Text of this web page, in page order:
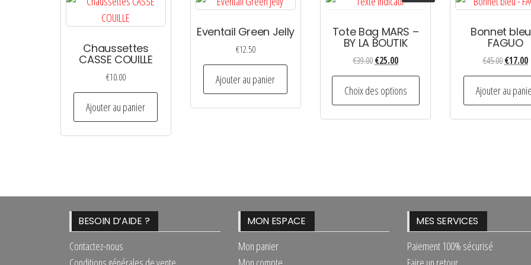
Chaussettes
CASSE COUILLE
€10.00
Ajouter au panier
Eventail Green Jelly
€12.50
Ajouter au panier
Tote Bag MARS –
BY LA BOUTIK
€39.00 Le
prix
initial
était :
€39.00.
€25.00Le
prix
actuel
est :
€25.00.
Choix des options
Ce
peuvent
être
choisies
sur
Bonnet
FAGUO
€45.00 Le
prix
initial
était :
€45.00.
€17.00Le
Ajouter au
BESOIN D’AIDE ?
Contactez-nous
MON ESPACE
Mon panier
MES SERVICES
Paiement 100% sécurisé